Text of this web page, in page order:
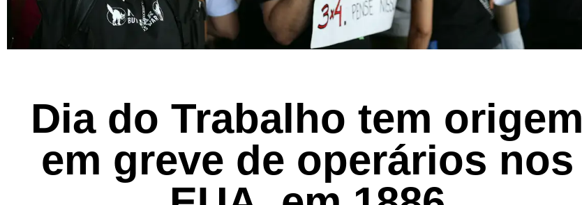
Dia do Trabalho tem origem
em greve de operários nos